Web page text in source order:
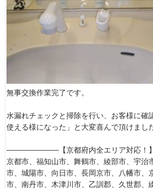
無事交換作業完了です。
水漏れチェックと掃除を行い、お客様に確
使える様になった」と大変喜んで頂けまし
———————【京都府内全エリア対
京都市、福知山市、舞鶴市、綾部市、宇治
市、城陽市、向日市、長岡京市、八幡市、
市、南丹市、木津川市、乙訓郡、久世郡、